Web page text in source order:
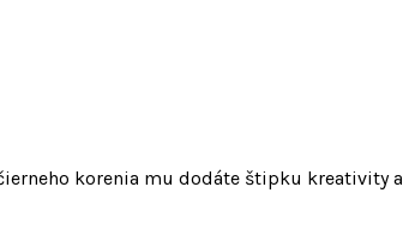
korenia mu dodáte štipku kreativity a